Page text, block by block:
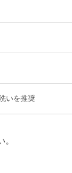
いを推奨